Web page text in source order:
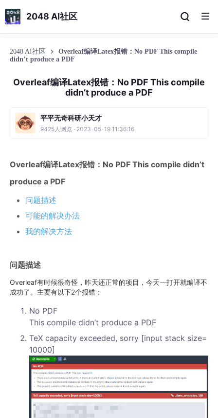
2048 AI社区
2048 AI社区
Overleaf编译Latex报错：No PDF This compile
didn’t produce a PDF
Overleaf编译Latex报错：No PDF This compile
didn’t produce a PDF
平平无奇科研小天才
9425人浏览 · 2023-05-19 11:36:16
Overleaf编译Latex报错：No PDF This compile didn’t
produce a PDF
问题描述
可能的解决办法
我的解决方法
问题描述
Overleaf有时候很奇怪，昨天还正常的项目，今天一打开就编译不
成功了。主要有以下2个报错：
No PDF
This compile didn’t produce a PDF
TeX capacity exceeded, sorry [input stack size=
10000]